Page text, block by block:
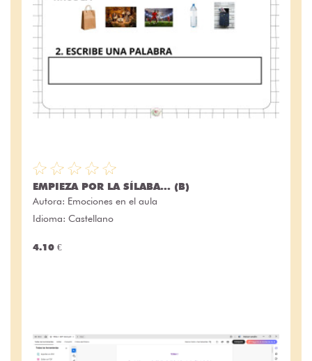
EMPIEZA POR LA SÍLABA... (B)
Autora: Emociones en el aula
Idioma: Castellano
4.10 €